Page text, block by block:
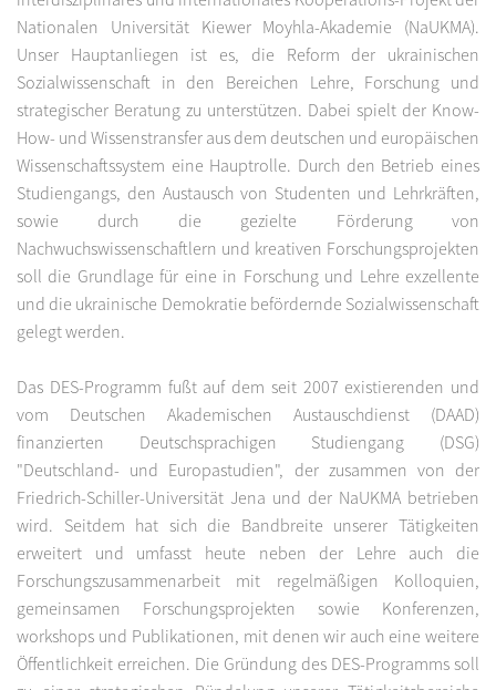
Nationalen Universität Kiewer Moyhla-Akademie (NaUKMA).
Unser Hauptanliegen ist es, die Reform der ukrainischen
Sozialwissenschaft in den Bereichen Lehre, Forschung und
strategischer Beratung zu unterstützen. Dabei spielt der Know-
How- und Wissenstransfer aus dem deutschen und europäischen
Wissenschaftssystem eine Hauptrolle. Durch den Betrieb eines
Studiengangs, den Austausch von Studenten und Lehrkräften,
sowie durch die gezielte Förderung von
Nachwuchswissenschaftlern und kreativen Forschungsprojekten
soll die Grundlage für eine in Forschung und Lehre exzellente
und die ukrainische Demokratie befördernde Sozialwissenschaft
gelegt werden.
Das DES-Programm fußt auf dem seit 2007 existierenden und
vom Deutschen Akademischen Austauschdienst (DAAD)
finanzierten Deutschsprachigen Studiengang (DSG)
"Deutschland- und Europastudien", der zusammen von der
Friedrich-Schiller-Universität Jena und der NaUKMA betrieben
wird. Seitdem hat sich die Bandbreite unserer Tätigkeiten
erweitert und umfasst heute neben der Lehre auch die
Forschungszusammenarbeit mit regelmäßigen Kolloquien,
gemeinsamen Forschungsprojekten sowie Konferenzen,
workshops und Publikationen, mit denen wir auch eine weitere
Öffentlichkeit erreichen. Die Gründung des DES-Programms soll